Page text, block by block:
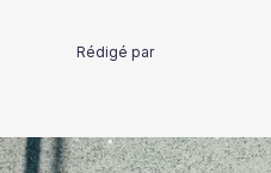
Rédigé par